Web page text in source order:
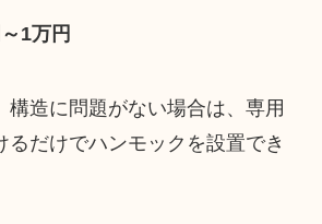
1万円
構造に問題がない場合は、専用
るだけでハンモックを設置でき